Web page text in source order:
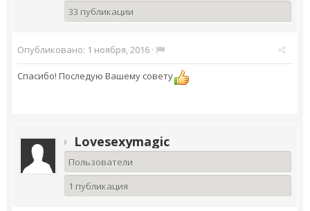
33 публикации
Опубликовано: 1 ноября, 2016 ·
Спасибо! Последую Вашему совету
Lovesexymagic
Пользователи
1 публикация